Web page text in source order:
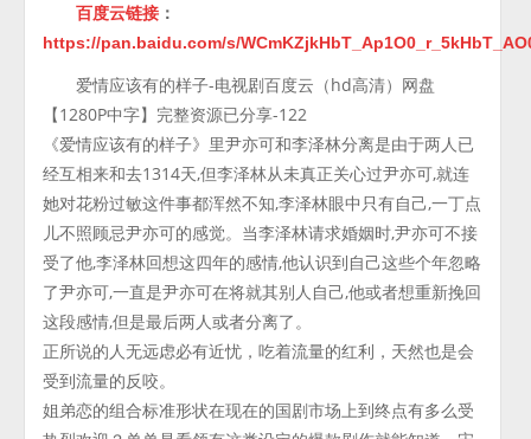
百度云链接 ：
https://pan.baidu.com/s/
爱情应该有的样子-电视剧百度云（hd高清）网盘
【1280P中字】完整资源已分享-122
《爱情应该有的样子》里尹亦可和李泽林分离是由于两人已
经互相来和去1314天,但李泽林从未真正关心过尹亦可,就连
她对花粉过敏这件事都浑然不知,李泽林眼中只有自己,一丁点
儿不照顾忌尹亦可的感觉。当李泽林请求婚姻时,尹亦可不接
受了他,李泽林回想这四年的感情,他认识到自己这些个年忽略
了尹亦可,一直是尹亦可在将就其别人自己,他或者想重新挽回
这段感情,但是最后两人或者分离了。
正所说的人无远虑必有近忧，吃着流量的红利，天然也是会
受到流量的反咬。
姐弟恋的组合标准形状在现在的国剧市场上到终点有多么受